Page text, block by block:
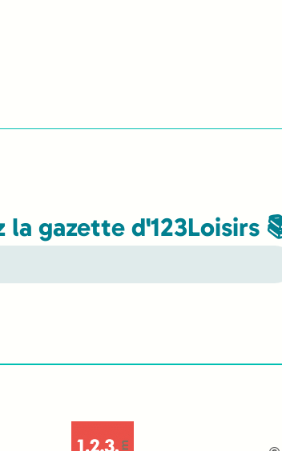
la gazette d'123Loisirs